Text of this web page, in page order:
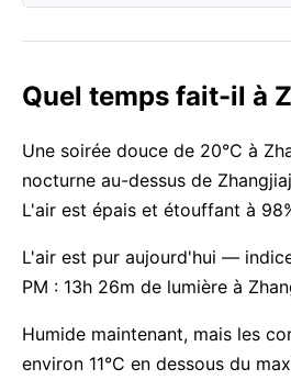
Quel temps fait-il à
Une soirée douce de 20°C à
nocturne au-dessus de
L'air est épais et étouffant à
L'air est pur aujourd'hui —
PM : 13h 26m de lumière à
Humide maintenant, mais les
environ 11°C en dessous du